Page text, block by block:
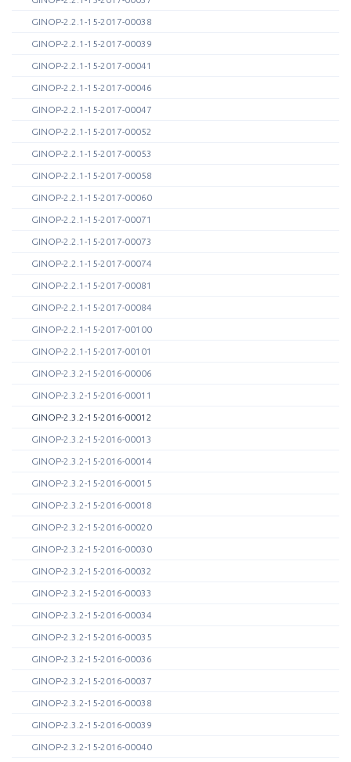
GINOP-2.2.1-15-2017-00038
GINOP-2.2.1-15-2017-00039
GINOP-2.2.1-15-2017-00041
GINOP-2.2.1-15-2017-00046
GINOP-2.2.1-15-2017-00047
GINOP-2.2.1-15-2017-00052
GINOP-2.2.1-15-2017-00053
GINOP-2.2.1-15-2017-00058
GINOP-2.2.1-15-2017-00060
GINOP-2.2.1-15-2017-00071
GINOP-2.2.1-15-2017-00073
GINOP-2.2.1-15-2017-00074
GINOP-2.2.1-15-2017-00081
GINOP-2.2.1-15-2017-00084
GINOP-2.2.1-15-2017-00100
GINOP-2.2.1-15-2017-00101
GINOP-2.3.2-15-2016-00006
GINOP-2.3.2-15-2016-00011
GINOP-2.3.2-15-2016-00012
GINOP-2.3.2-15-2016-00013
GINOP-2.3.2-15-2016-00014
GINOP-2.3.2-15-2016-00015
GINOP-2.3.2-15-2016-00018
GINOP-2.3.2-15-2016-00020
GINOP-2.3.2-15-2016-00030
GINOP-2.3.2-15-2016-00032
GINOP-2.3.2-15-2016-00033
GINOP-2.3.2-15-2016-00034
GINOP-2.3.2-15-2016-00035
GINOP-2.3.2-15-2016-00036
GINOP-2.3.2-15-2016-00037
GINOP-2.3.2-15-2016-00038
GINOP-2.3.2-15-2016-00039
GINOP-2.3.2-15-2016-00040